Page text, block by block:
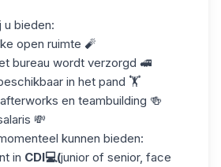
u bieden:
open ruimte 🧨
bureau wordt verzorgd 🚅
in het pand 🏋️
en teambuilding 🍻
💸
kunnen bieden:
in CDI💻(junior of senior, face